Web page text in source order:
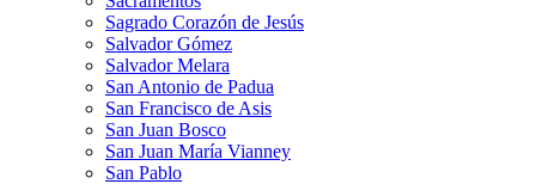
Sagrado Corazón de Jesús
Salvador Gómez
Salvador Melara
San Antonio de Padua
San Francisco de Asis
San Juan Bosco
San Juan María Vianney
San Pablo